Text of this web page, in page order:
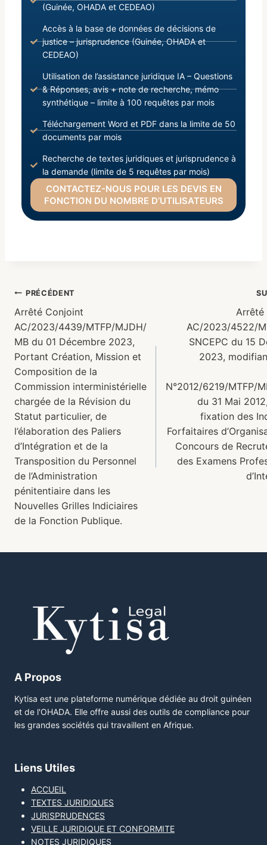
(Guinée, OHADA et CEDEAO)
Accès à la base de données de décisions de
justice – jurisprudence (Guinée, OHADA et
CEDEAO)
Utilisation de l’assistance juridique IA – Questions
& Réponses, avis + note de recherche, mémo
synthétique – limite à 100 requêtes par mois
Téléchargement Word et PDF dans la limite de 50
documents par mois
Recherche de textes juridiques et jurisprudence à
la demande (limite de 5 requêtes par mois)
CONTACTEZ-NOUS POUR LES DEVIS EN
FONCTION DU NOMBRE D’UTILISATEURS
PRÉCÉDENT
Arrêté Conjoint
AC/2023/4439/MTFP/MJDH/
MB du 01 Décembre 2023,
Portant Création, Mission et
Composition de la
Commission interministérielle
chargée de la Révision du
Statut particulier, de
l’élaboration des Paliers
d’Intégration et de la
Transposition du Personnel
de l’Administration
pénitentiaire dans les
Nouvelles Grilles Indiciaires
de la Fonction Publique.
AC/2023/4522/
SNCEPC du 15
2023,
N°2012/6219/MTFP/
du 31 Mai
fixation des
Forfaitaires
Concours de
des Examens
A Propos
Kytisa est une plateforme numérique dédiée au droit guinéen
et de l'OHADA. Elle offre aussi des outils de compliance pour
les grandes sociétés qui travaillent en Afrique.
Liens Utiles
ACCUEIL
TEXTES JURIDIQUES
JURISPRUDENCES
VEILLE JURIDIQUE ET CONFORMITE
NOTES JURIDIQUES